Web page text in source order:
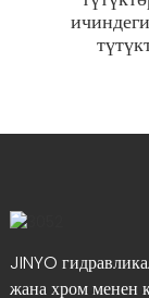
JINYO
жана хром менен